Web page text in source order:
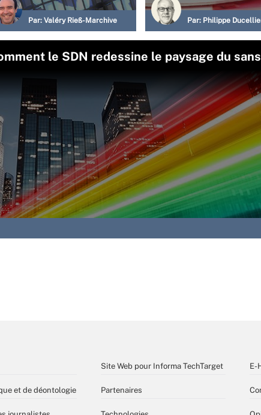
Par: Valéry Rieß-Marchive Par: Philippe
le SDN redessine le paysage du
et de déontologie
Site Web pour Informa TechTarget
Partenaires
E-